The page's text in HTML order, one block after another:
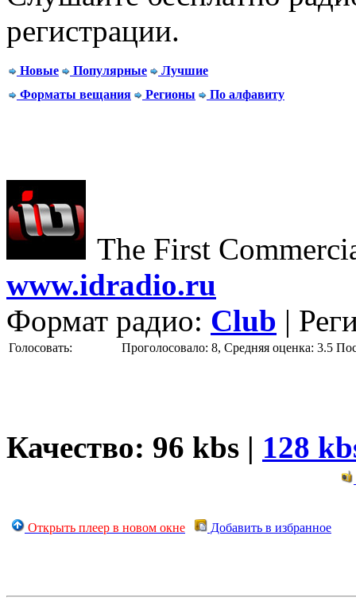
регистрации.
Новые Популярные
Лучшие
Форматы вещания
Регионы По алфавиту
The First
www.idradio.ru
Формат радио: Club |
Голосовать: Проголосовало: 8, Средняя оценка: 3.5
Качество: 96 kbs | 128
Открыть плеер в новом окне Добавить в избранное